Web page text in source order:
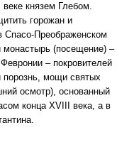
князем Глебом.
горожан и
Спасо-Преображенском
(посещение) –
– покровителей
порознь, мощи святых
осмотр), основанный
конца XVIII века, а в